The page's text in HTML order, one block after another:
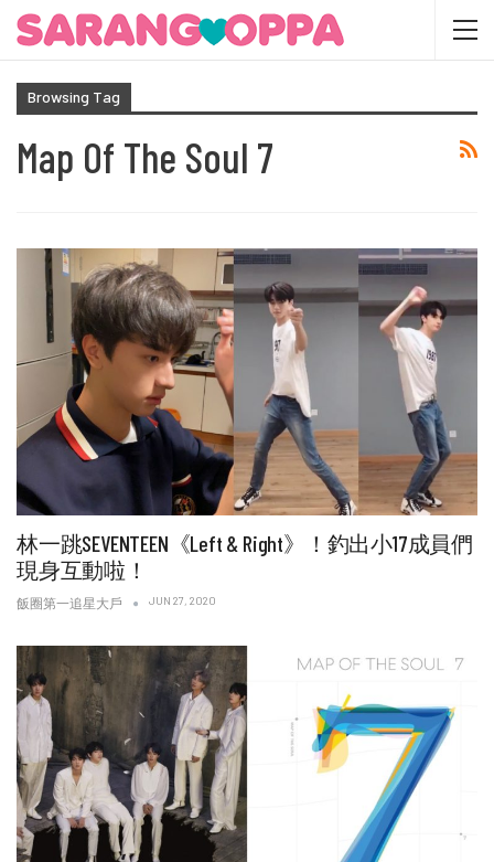
Browsing Tag
Map Of The Soul 7
林一跳SEVENTEEN《Left & Right》！釣出小17成員們
現身互動啦！
飯圈第一追星大戶 JUN 27, 2020